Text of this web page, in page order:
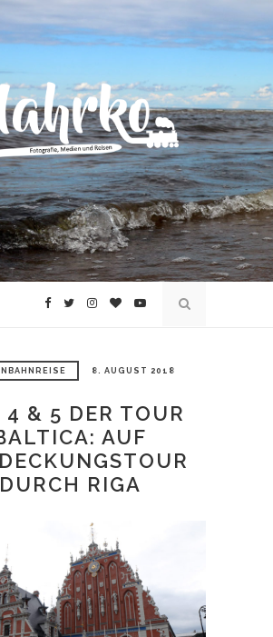
8. AUGUST 2018
4 & 5 DER TOUR
AUF
DURCH RIGA